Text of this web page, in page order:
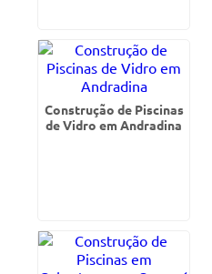
Construção de Piscinas
de Vidro em Andradina